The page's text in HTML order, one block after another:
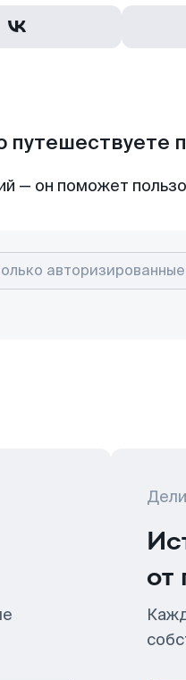
путешествуете
— он поможет
от